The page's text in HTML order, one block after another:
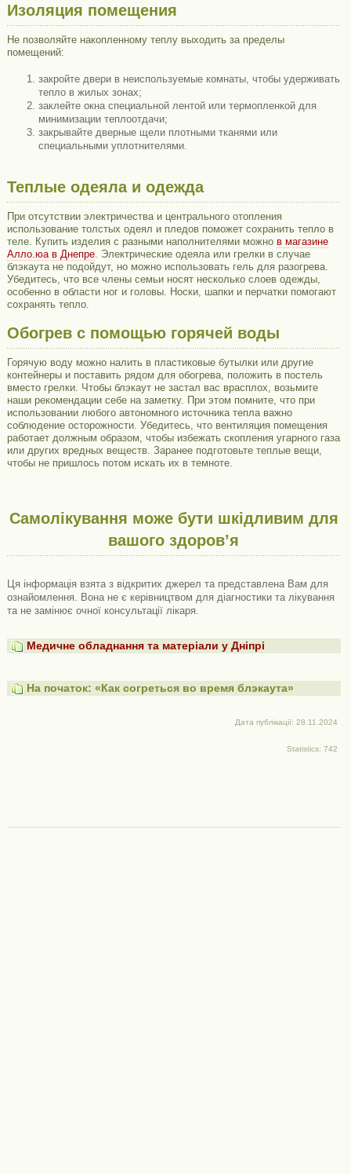
Изоляция помещения
Не позволяйте накопленному теплу выходить за пределы
помещений:
закройте двери в неиспользуемые комнаты, чтобы удерживать
тепло в жилых зонах;
заклейте окна специальной лентой или термопленкой для
минимизации теплоотдачи;
закрывайте дверные щели плотными тканями или
специальными уплотнителями.
Теплые одеяла и одежда
При отсутствии электричества и центрального отопления
использование толстых одеял и пледов поможет сохранить тепло в
теле. Купить изделия с разными наполнителями можно в магазине
Алло.юа в Днепре. Электрические одеяла или грелки в случае
блэкаута не подойдут, но можно использовать гель для разогрева.
Убедитесь, что все члены семьи носят несколько слоев одежды,
особенно в области ног и головы. Носки, шапки и перчатки помогают
сохранять тепло.
Обогрев с помощью горячей воды
Горячую воду можно налить в пластиковые бутылки или другие
контейнеры и поставить рядом для обогрева, положить в постель
вместо грелки. Чтобы блэкаут не застал вас врасплох, возьмите
наши рекомендации себе на заметку. При этом помните, что при
использовании любого автономного источника тепла важно
соблюдение осторожности. Убедитесь, что вентиляция помещения
работает должным образом, чтобы избежать скопления угарного газа
или других вредных веществ. Заранее подготовьте теплые вещи,
чтобы не пришлось потом искать их в темноте.
Самолікування може бути шкідливим для
вашого здоров’я
Ця інформація взята з відкритих джерел та представлена ​​Вам для
ознайомлення. Вона не є керівництвом для діагностики та лікування
та не замінює очної консультації лікаря.
Медичне обладнання та матеріали у Дніпрі
На початок: «Как согреться во время блэкаута»
Дата публікації: 28.11.2024
Statistics: 742